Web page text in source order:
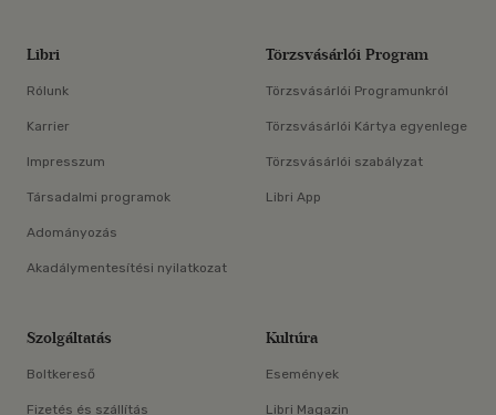
Libri
Rólunk
Karrier
Impresszum
Társadalmi programok
Adományozás
Akadálymentesítési nyilatkozat
Törzsvásárlói Program
Törzsvásárlói Programunkról
Törzsvásárlói Kártya egyenlege
Törzsvásárlói szabályzat
Libri App
Szolgáltatás
Boltkereső
Fizetés és szállítás
Kultúra
Események
Libri Magazin